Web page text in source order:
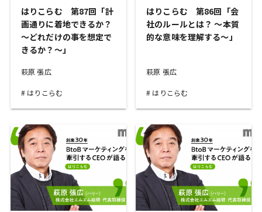
はりこらむ 第87回「計
画通りに着地できるか？
～どれだけの事を想定で
きるか？～」
萩原 張広
はりこらむ
はりこらむ 第86回「会
社のルールとは？ ～本質
的な意味を理解する～」
萩原 張広
はりこらむ